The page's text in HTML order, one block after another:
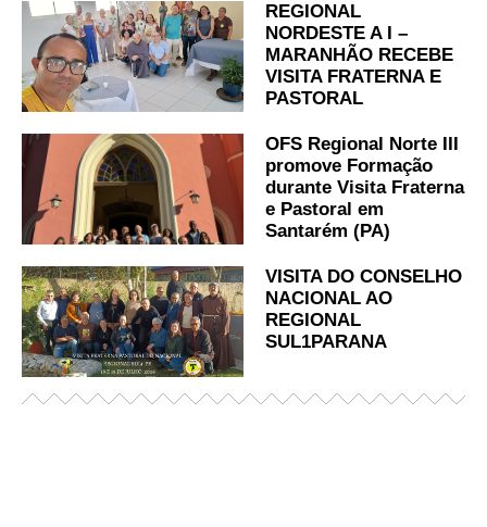
REGIONAL
NORDESTE A I –
MARANHÃO RECEBE
VISITA FRATERNA E
PASTORAL
OFS Regional Norte III
promove Formação
durante Visita Fraterna
e Pastoral em
Santarém (PA)
VISITA DO CONSELHO
NACIONAL AO
REGIONAL
SUL1PARANA